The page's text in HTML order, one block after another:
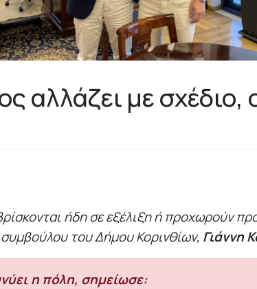
αλλάζει με σχέδιο,
ήδη σε εξέλιξη ή προχωρούν
του Δήμου Κορινθίων, Γιάννη
η πόλη, σημείωσε: